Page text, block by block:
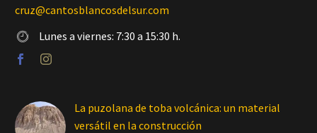
cruz@cantosblancosdelsur.com

 Lunes a viernes: 7:30 a 15:30 h.
La puzolana de toba volcánica: un material
versátil en la construcción